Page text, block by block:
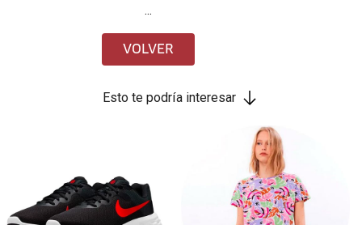
...
VOLVER
Esto te podría interesar